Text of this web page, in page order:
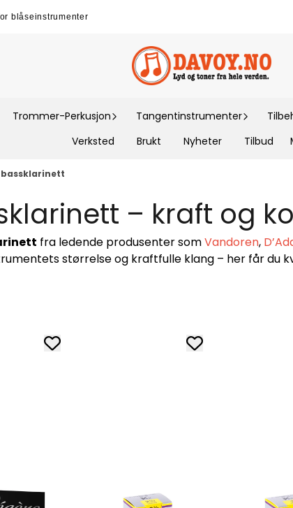
blåseinstrumenter
Trommer-Perkusjon Tangentinstrumenter
Verksted
Brukt Nyheter Tilbud
bassklarinett
– kraft og
fra ledende produsenter somVandoren,
størrelse og kraftfulle klang – her får du